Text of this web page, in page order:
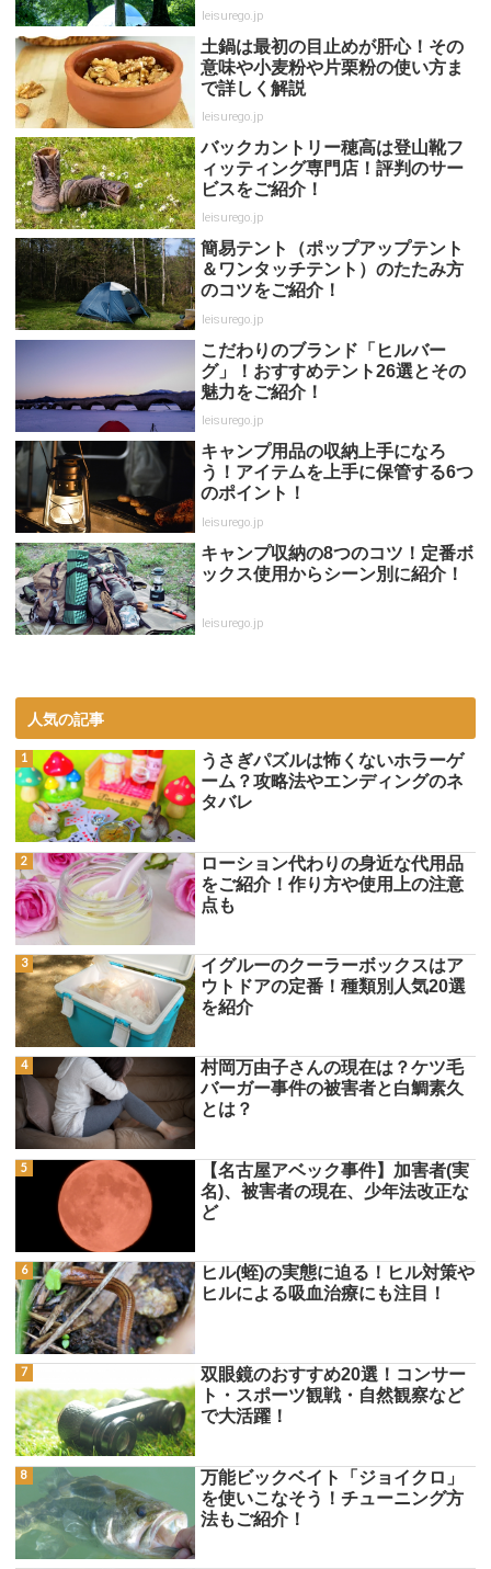
leisurego.jp
土鍋は最初の目止めが肝心！その
意味や小麦粉や片栗粉の使い方ま
で詳しく解説
leisurego.jp
バックカントリー穂高は登山靴フ
ィッティング専門店！評判のサー
ビスをご紹介！
leisurego.jp
簡易テント（ポップアップテント
＆ワンタッチテント）のたたみ方
のコツをご紹介！
leisurego.jp
こだわりのブランド「ヒルバー
グ」！おすすめテント26選とその
魅力をご紹介！
leisurego.jp
キャンプ用品の収納上手になろ
う！アイテムを上手に保管する6つ
のポイント！
leisurego.jp
キャンプ収納の8つのコツ！定番ボ
ックス使用からシーン別に紹介！
leisurego.jp
人気の記事
うさぎパズルは怖くないホラーゲ
ーム？攻略法やエンディングのネ
タバレ
ローション代わりの身近な代用品
をご紹介！作り方や使用上の注意
点も
イグルーのクーラーボックスはア
ウトドアの定番！種類別人気20選
を紹介
村岡万由子さんの現在は？ケツ毛
バーガー事件の被害者と白鯛素久
とは？
【名古屋アベック事件】加害者(実
名)、被害者の現在、少年法改正な
ど
ヒル(蛭)の実態に迫る！ヒル対策や
ヒルによる吸血治療にも注目！
双眼鏡のおすすめ20選！コンサー
ト・スポーツ観戦・自然観察など
で大活躍！
万能ビックベイト「ジョイクロ」
を使いこなそう！チューニング方
法もご紹介！